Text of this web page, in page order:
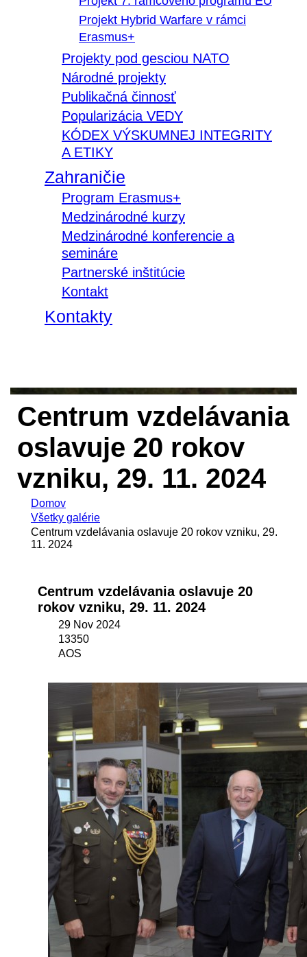
Projekt Hybrid Warfare v rámci
Erasmus+
Projekty pod gesciou NATO
Národné projekty
Publikačná činnosť
Popularizácia VEDY
KÓDEX VÝSKUMNEJ INTEGRITY
A ETIKY
Zahraničie
Program Erasmus+
Medzinárodné kurzy
Medzinárodné konferencie a
semináre
Partnerské inštitúcie
Kontakt
Kontakty
Centrum vzdelávania
oslavuje 20 rokov
vzniku, 29. 11. 2024
Domov
Všetky galérie
Centrum vzdelávania oslavuje 20 rokov vzniku, 29.
11. 2024
Centrum vzdelávania oslavuje 20
rokov vzniku, 29. 11. 2024
29 Nov 2024
13350
AOS